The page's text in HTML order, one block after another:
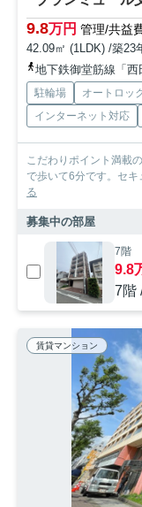
9.8万円 管理/共益
42.09㎡ (1LDK) /築23
地下鉄御堂筋線「
駐輪場 オートロッ
インターネット対応
こだわりポイント満載
で歩いて6分です。セ
る
募集中の部屋
7階
9.8
7階
賃貸マンション